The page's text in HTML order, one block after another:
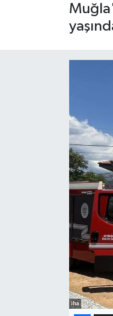
iha
Gündem
Burç Yorumları
Hava Durumu